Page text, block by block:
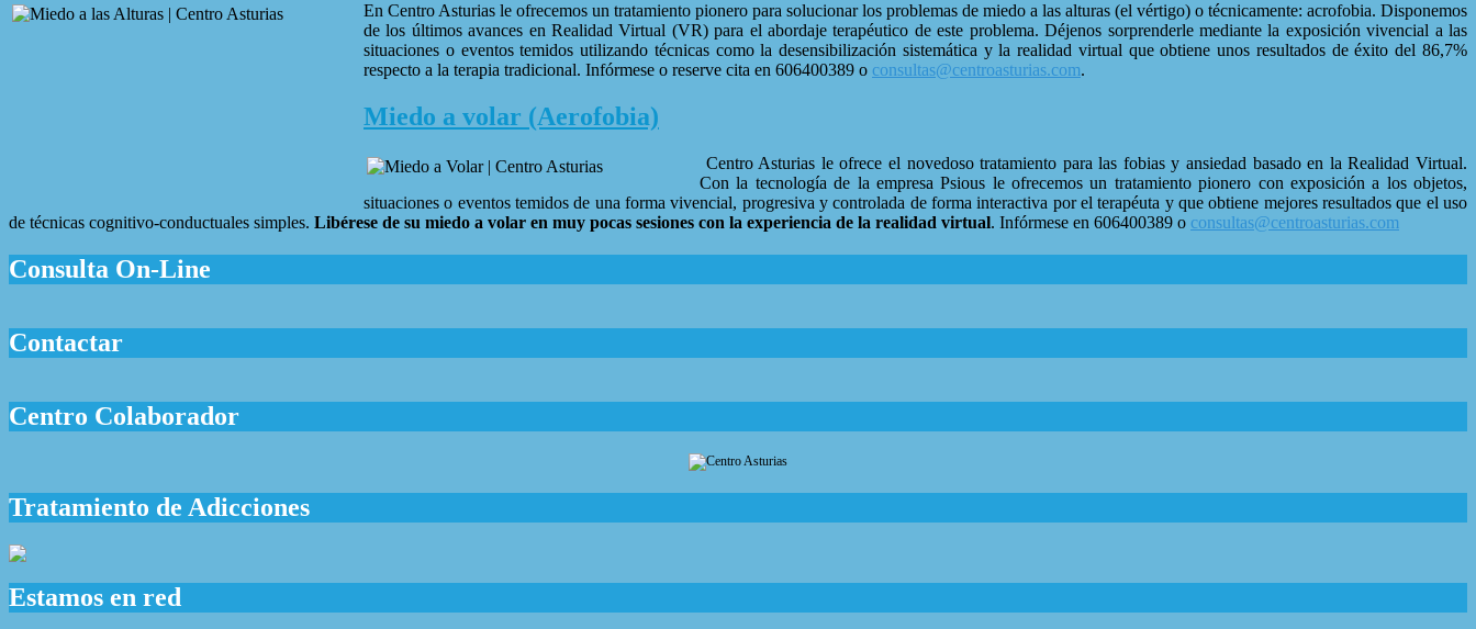
En Centro Asturias le ofrecemos un tratamiento pionero para solucionar los problemas de miedo a las alturas (el vértigo) o técnicamente: acrofobia. Disponemos
de los últimos avances en Realidad Virtual (VR) para el abordaje terapéutico de este problema. Déjenos sorprenderle mediante la exposición vivencial a las
situaciones o eventos temidos utilizando técnicas como la desensibilización sistemática y la realidad virtual que obtiene unos resultados de éxito del 86,7%
respecto a la terapia tradicional. Infórmese o reserve cita en 606400389 o consultas@centroasturias.com.
Miedo a volar (Aerofobia)
Centro Asturias le ofrece el novedoso tratamiento para las fobias y ansiedad basado en la Realidad Virtual.
Con la tecnología de la empresa Psious le ofrecemos un tratamiento pionero con exposición a los objetos,
situaciones o eventos temidos de una forma vivencial, progresiva y controlada de forma interactiva por el terapéuta y que obtiene mejores resultados que el uso
de técnicas cognitivo-conductuales simples. Libérese de su miedo a volar en muy pocas sesiones con la experiencia de la realidad virtual. Infórmese en 606400389 o consultas@centroasturias.com
Consulta On-Line
Contactar
Centro Colaborador
Tratamiento de Adicciones
Estamos en red